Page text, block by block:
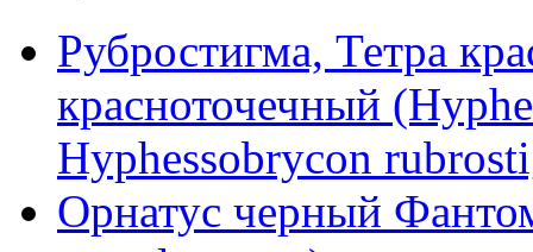
Рубростигма, Тетра
красноточечный
Hyphessobrycon
Орнатус черный